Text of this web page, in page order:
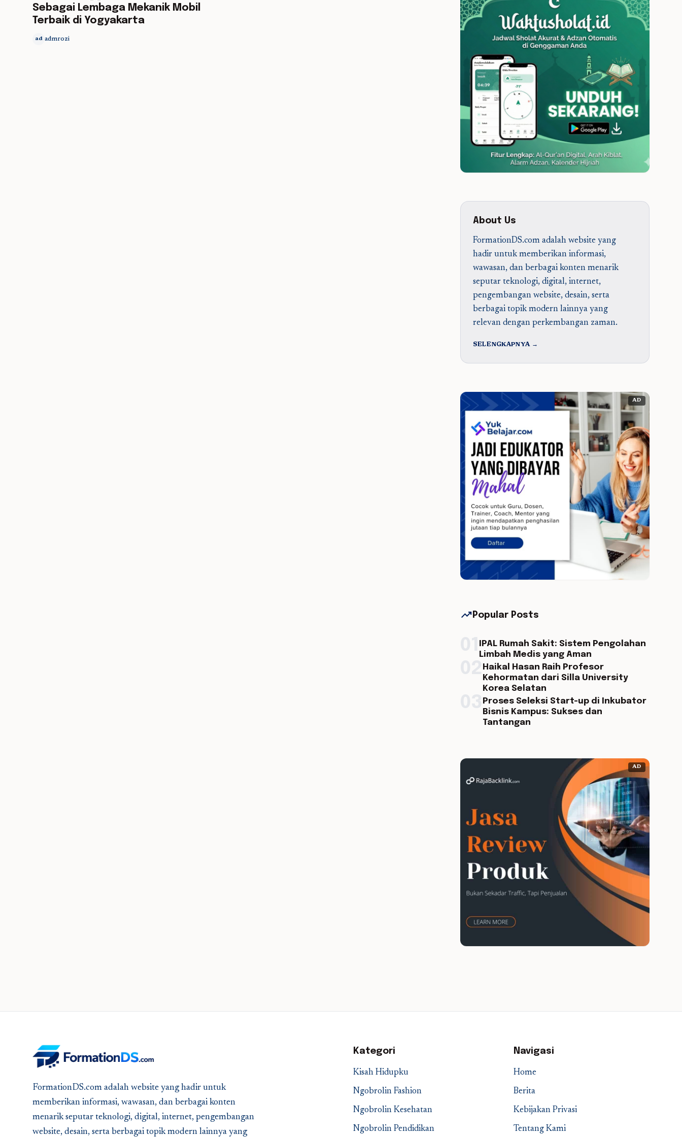
Sebagai Lembaga Mekanik Mobil
Terbaik di Yogyakarta
ad admrozi
About Us
FormationDS.com adalah website yang
hadir untuk memberikan informasi,
wawasan, dan berbagai konten menarik
seputar teknologi, digital, internet,
pengembangan website, desain, serta
berbagai topik modern lainnya yang
relevan dengan perkembangan zaman.
SELENGKAPNYA →
AD
trending_up Popular Posts
IPAL Rumah Sakit: Sistem Pengolahan
Limbah Medis yang Aman
Haikal Hasan Raih Profesor
Kehormatan dari Silla University
Korea Selatan
Proses Seleksi Start-up di Inkubator
Bisnis Kampus: Sukses dan
Tantangan
AD
FormationDS.com adalah website yang hadir untuk
memberikan informasi, wawasan, dan berbagai konten
menarik seputar teknologi, digital, internet, pengembangan
website, desain, serta berbagai topik modern lainnya yang
Kategori
Kisah Hidupku
Ngobrolin Fashion
Ngobrolin Kesehatan
Ngobrolin Pendidikan
Navigasi
Home
Berita
Kebijakan Privasi
Tentang Kami